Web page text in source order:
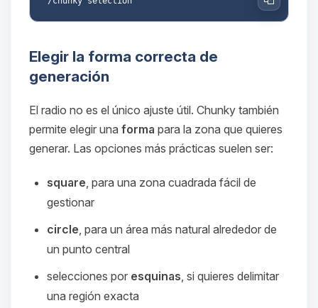
Copiar
Elegir la forma correcta de
generación
El radio no es el único ajuste útil. Chunky también
permite elegir una forma para la zona que quieres
generar. Las opciones más prácticas suelen ser:
square , para una zona cuadrada fácil de
gestionar
circle , para un área más natural alrededor de
un punto central
selecciones por esquinas , si quieres delimitar
una región exacta